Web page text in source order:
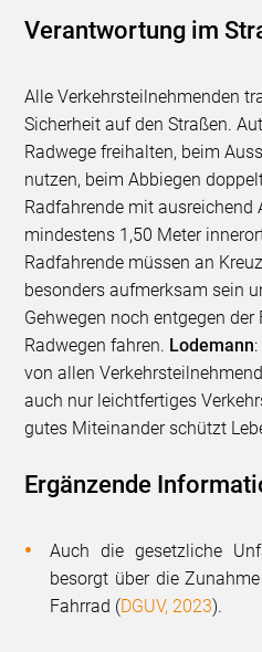
Verantwortung im
Alle Verkehrsteilnehmenden
Sicherheit auf den Straßen.
Radwege freihalten, beim
nutzen, beim Abbiegen
Radfahrende mit ausreichend
mindestens 1,50 Meter
Radfahrende müssen an
besonders aufmerksam sein
Gehwegen noch entgegen
Radwegen fahren. Lodemann
von allen
auch nur leichtfertiges
gutes Miteinander schützt
Ergänzende
Auch die gesetzliche
besorgt über die
Fahrrad (DGUV, 2023).